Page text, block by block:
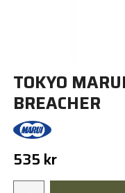
TOKYO
BREACHER
535 kr